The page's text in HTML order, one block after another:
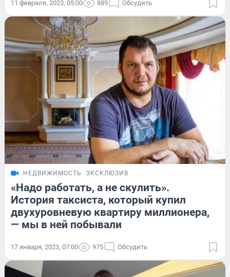
11 февраля, 2023, 05:00 889 Обсудить
НЕДВИЖИМОСТЬ ЭКСКЛЮЗИВ
«Надо работать, а не скулить».
История таксиста, который купил
двухуровневую квартиру миллионера,
— мы в ней побывали
17 января, 2023, 07:00 975 Обсудить